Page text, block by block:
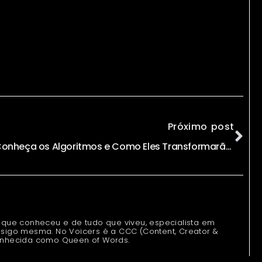
Próximo post
Conheça os Algoritmos e Como Eles Transformarão a Sociedade // por Ligia Zotini
conheceu e de tudo que viveu, especialista em
mesma. No Voicers é a CCC (Content, Creator &
como Queen of Words.